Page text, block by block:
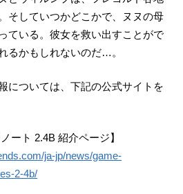
そしていつかどこかで、ヌヌの母
ている。彼女を救い出すことがで
るかもしれないのだ…。
については、下記の公式サイトを
ート 2.4B 紹介ページ】
ja-jp/news/game-
2-4b/